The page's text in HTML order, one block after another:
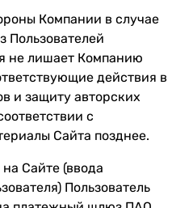
Компании в случае
Пользователей
не лишает Компанию
действия в
и защиту авторских
с
Сайта позднее.
Сайте (ввода
Пользователь